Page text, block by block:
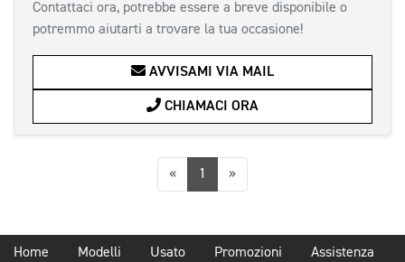
Contattaci ora, potrebbe essere a breve disponibile o
potremmo aiutarti a trovare la tua occasione!
AVVISAMI VIA MAIL
CHIAMACI ORA
«Precedente
1 »Successiva
Home Modelli Usato Promozioni Assistenza